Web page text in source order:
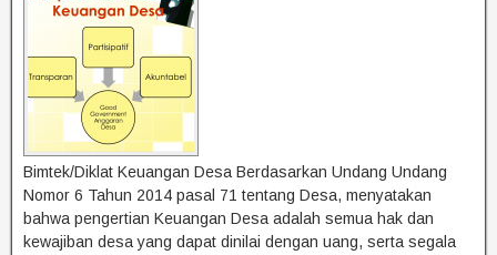
Bimtek/Diklat Keuangan Desa Berdasarkan Undang Undang
Nomor 6 Tahun 2014 pasal 71 tentang Desa, menyatakan
bahwa pengertian Keuangan Desa adalah semua hak dan
kewajiban desa yang dapat dinilai dengan uang, serta segala